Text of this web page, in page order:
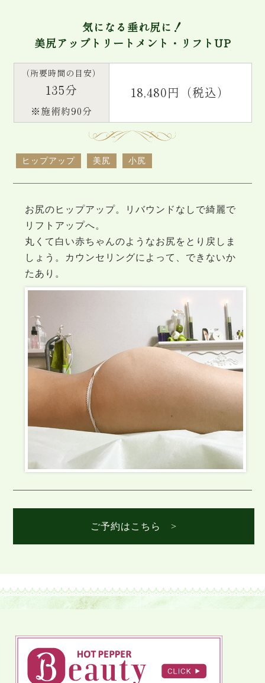
気になる垂れ尻に！
美尻アップトリートメント・リフトUP
（所要時間の目安）
135分
※施術約90分
18,480円（税込）
ヒップアップ 美尻 小尻
お尻のヒップアップ。リバウンドなしで綺麗で
リフトアップへ。
丸くて白い赤ちゃんのようなお尻をとり戻しま
しょう。カウンセリングによって、できないか
たあり。
ご予約はこちら >